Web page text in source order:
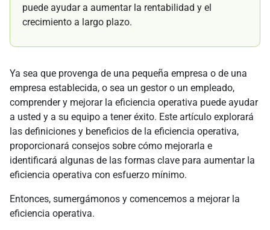
puede ayudar a aumentar la rentabilidad y el
crecimiento a largo plazo.
Ya sea que provenga de una pequeña empresa o de una
empresa establecida, o sea un gestor o un empleado,
comprender y mejorar la eficiencia operativa puede ayudar
a usted y a su equipo a tener éxito. Este artículo explorará
las definiciones y beneficios de la eficiencia operativa,
proporcionará consejos sobre cómo mejorarla e
identificará algunas de las formas clave para aumentar la
eficiencia operativa con esfuerzo mínimo.
Entonces, sumergámonos y comencemos a mejorar la
eficiencia operativa.